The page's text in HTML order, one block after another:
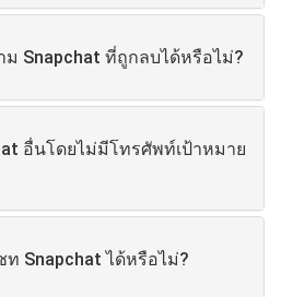
Snapchat ที่ถูกลบได้หรือไม่?
อื่นโดยไม่มีโทรศัพท์เป้าหมาย
Snapchat ได้หรือไม่?